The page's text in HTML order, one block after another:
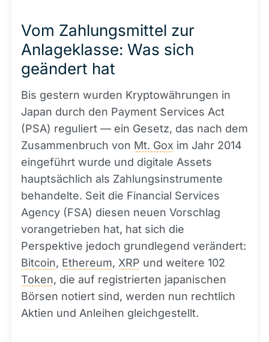
Vom Zahlungsmittel zur
Anlageklasse: Was sich
geändert hat
Bis gestern wurden Kryptowährungen in
Japan durch den Payment Services Act
(PSA) reguliert — ein Gesetz, das nach dem
Zusammenbruch von Mt. Gox im Jahr 2014
eingeführt wurde und digitale Assets
hauptsächlich als Zahlungsinstrumente
behandelte. Seit die Financial Services
Agency (FSA) diesen neuen Vorschlag
vorangetrieben hat, hat sich die
Perspektive jedoch grundlegend verändert:
Bitcoin, Ethereum, XRP und weitere 102
Token, die auf registrierten japanischen
Börsen notiert sind, werden nun rechtlich
Aktien und Anleihen gleichgestellt.